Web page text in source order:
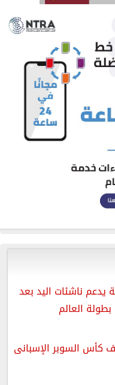
يدعم ناشئات اليد بعد
العالم
كأس السوبر الإسبانى